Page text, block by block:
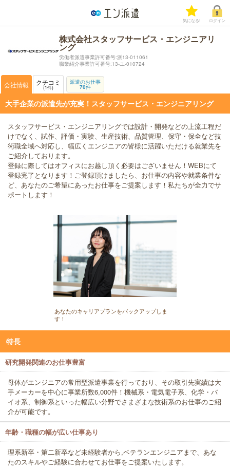
気になる! ログイン
株式会社スタッフサービス・エンジニアリ
ング
労働者派遣事業許可番号:派13-011061
職業紹介事業許可番号:13-ユ-010724
会社情報 クチコミ
1件
派遣のお仕事
70件
大手企業の派遣先が充実！スタッフサービス・エンジニアリング
スタッフサービス・エンジニアリングでは設計・開発などの上流工程だ
けでなく、試作、評価・実験、生産技術、品質管理、保守・保全など技
術職全域へ対応し、幅広くエンジニアの皆様に活躍いただける就業先を
ご紹介しております。
登録に際してはオフィスにお越し頂く必要はございません！WEBにて
登録完了となります！ご登録頂けましたら、お仕事の内容や就業条件な
ど、あなたのご希望にあったお仕事をご提案します！私たちが全力でサ
ポートします！
あなたのキャリアプランをバックアップしま
す！
特長
研究開発関連のお仕事豊富
母体がエンジニアの常用型派遣事業を行っており、その取引先実績は大
手メーカーを中心に事業所数6,000件！機械系・電気電子系、化学・バ
イオ系、制御系といった幅広い分野でさまざまな技術系のお仕事のご紹
介が可能です。
年齢・職種の幅が広い仕事あり
理系新卒・第二新卒など未経験者から,ベテランエンジニアまで、あな
たのスキルやご経験に合わせてお仕事をご提案いたします。